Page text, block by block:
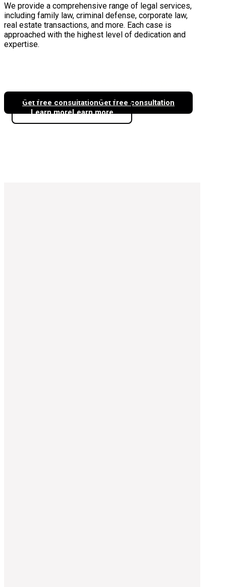
We provide a comprehensive range of legal services,
including family law, criminal defense, corporate law,
real estate transactions, and more. Each case is
approached with the highest level of dedication and
expertise.
Consultation
Line
Get free consultationGet free consultation
Learn moreLearn more